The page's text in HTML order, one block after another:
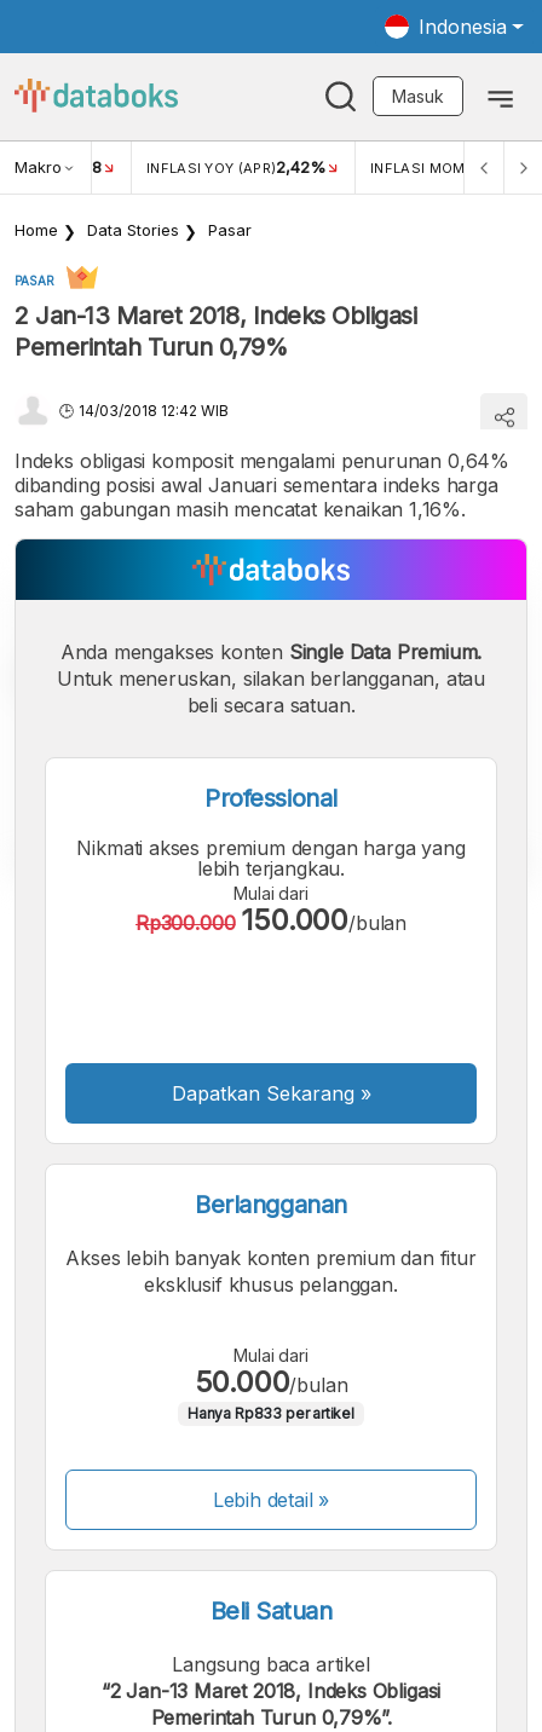
Indonesia
Masuk
Makro
USD/IDR 18 INFLASI YOY (APR)2,42% INFLASI MOM (APR)
Home Data Stories Pasar
PASAR
2 Jan-13 Maret 2018, Indeks Obligasi
Pemerintah Turun 0,79%
14/03/2018 12:42 WIB
Indeks obligasi komposit mengalami penurunan 0,64%
dibanding posisi awal Januari sementara indeks harga
saham gabungan masih mencatat kenaikan 1,16%.
Font
A
Font
A
Font
Anda mengakses konten Single Data Premium.
Untuk meneruskan, silakan berlangganan, atau
beli secara satuan.
Professional
Nikmati akses premium dengan harga yang
lebih terjangkau.
Mulai dari
Rp300.000 150.000/bulan
Dapatkan Sekarang »
Berlangganan
Akses lebih banyak konten premium dan fitur
eksklusif khusus pelanggan.
Mulai dari
50.000/bulan
Hanya Rp833 per artikel
Lebih detail »
Beli Satuan
Langsung baca artikel
“2 Jan-13 Maret 2018, Indeks Obligasi
Pemerintah Turun 0,79%”.